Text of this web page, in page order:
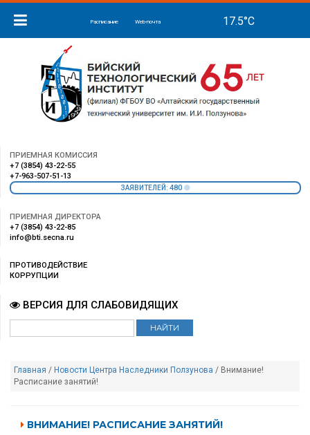
Расписание Web-почта
ПРИЕМНАЯ КОМИССИЯ
+7 (3854) 43-22-55
+7-963-507-51-13
ЗАЯВИТЕЛЕЙ: 480
ПРИЕМНАЯ ДИРЕКТОРА
+7 (3854) 43-22-85
info@bti.secna.ru
ПРОТИВОДЕЙСТВИЕ
КОРРУПЦИИ
ВЕРСИЯ ДЛЯ СЛАБОВИДЯЩИХ
Главная / Новости Центра Наследники Ползунова / Внимание!
Расписание занятий!
ВНИМАНИЕ! РАСПИСАНИЕ ЗАНЯТИЙ!